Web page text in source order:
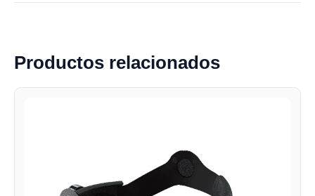
Productos relacionados